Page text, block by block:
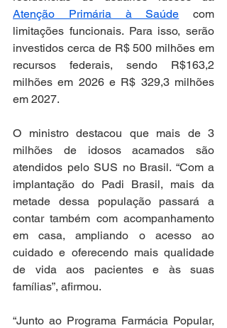
Atenção Primária à Saúde com
limitações funcionais. Para isso, serão
investidos cerca de R$ 500 milhões em
recursos federais, sendo R$163,2
milhões em 2026 e R$ 329,3 milhões
em 2027.
O ministro destacou que mais de 3
milhões de idosos acamados são
atendidos pelo SUS no Brasil. “Com a
implantação do Padi Brasil, mais da
metade dessa população passará a
contar também com acompanhamento
em casa, ampliando o acesso ao
cuidado e oferecendo mais qualidade
de vida aos pacientes e às suas
famílias”, afirmou.
“Junto ao Programa Farmácia Popular,